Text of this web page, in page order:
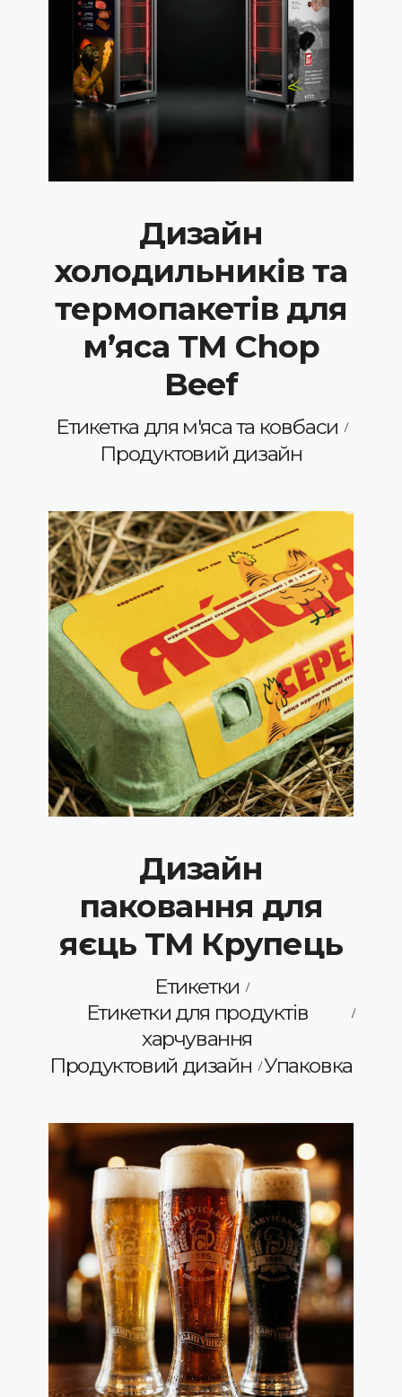
Дизайн
холодильників та
термопакетів для
мʼяса ТМ Chop
Beef
Етикетка для м'яса та ковбаси
Продуктовий дизайн
Дизайн
паковання для
яєць ТМ Крупець
Етикетки
Етикетки для продуктів
харчування
Продуктовий дизайн Упаковка